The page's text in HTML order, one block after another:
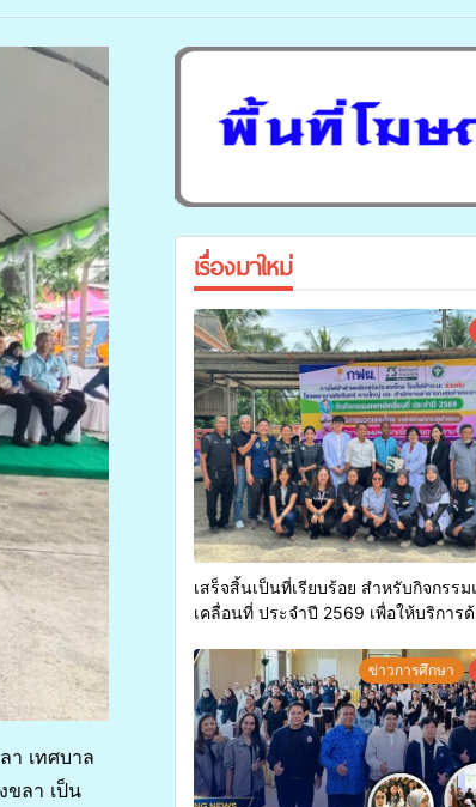
า เทศบาล
ขลา เป็น
เรื่องมาใหม่
เสร็จสิ้นเป็นที่เรียบร้อย สำหรับกิจกรร
เคลื่อนที่ ประจำปี 2569 เพื่อให้บริการ
ข่าวการศึกษา